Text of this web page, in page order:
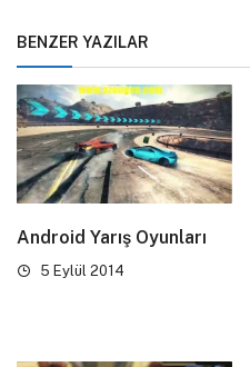
BENZER YAZILAR
Android Yarış Oyunları
5 Eylül 2014